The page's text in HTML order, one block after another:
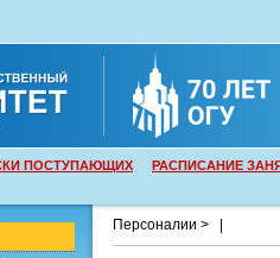
ПОСТУПАЮЩИХ
РАСПИСАНИЕ
Персоналии >